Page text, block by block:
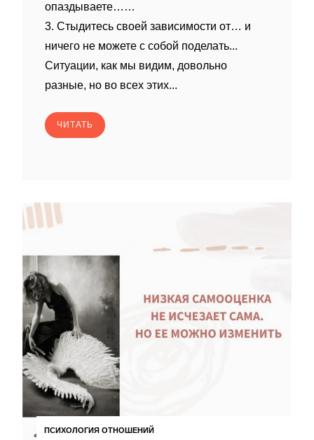
опаздываете……
3. Стыдитесь своей зависимости от… и
ничего не можете с собой поделать...
Ситуации, как мы видим, довольно
разные, но во всех этих...
ЧИТАТЬ
ПСИХОЛОГИЯ ОТНОШЕНИЙ